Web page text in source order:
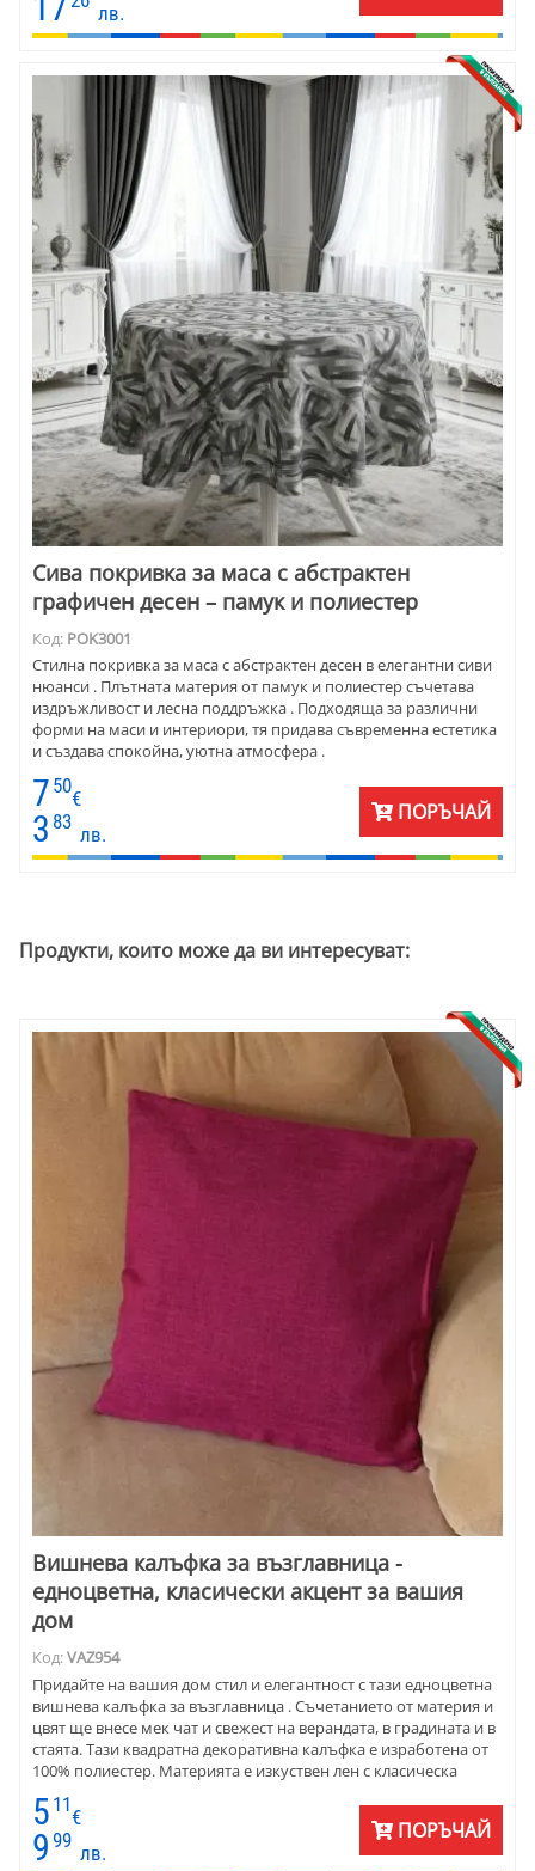
лв.
Сива покривка за маса с абстрактен
графичен десен – памук и полиестер
Код: POK3001
Стилна покривка за маса с абстрактен десен в елегантни сиви
нюанси . Плътната материя от памук и полиестер съчетава
издръжливост и лесна поддръжка . Подходяща за различни
форми на маси и интериори, тя придава съвременна естетика
и създава спокойна, уютна атмосфера .
7 50
€
3 83
лв.
ПОРЪЧАЙ
Продукти, които може да ви интересуват:
Вишнева калъфка за възглавница -
едноцветна, класически акцент за вашия
дом
Код:VAZ954
Придайте на вашия дом стил и елегантност с тази едноцветна
вишнева калъфка за възглавница . Съчетанието от материя и
цвят ще внесе мек чат и свежест на верандата, в градината и в
стаята. Тази квадратна декоративна калъфка е изработена от
100% полиестер. Материята е изкуствен лен с класическа
ленена текстура. Високо качество и устойчивост на износване
са присъщи на този плат. Калъфката се поддържа лесно за
поддръжка. Вишневият цвят добавя акцент и привлича
вниманието. Размерът е 45х45 см.
5 11
€
9 99
лв.
ПОРЪЧАЙ